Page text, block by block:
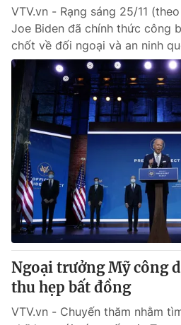
VTV.vn - Rạng sáng 25/11
Joe Biden đã chính thức công
chốt về đối ngoại và an ninh
Ngoại trưởng Mỹ công
thu hẹp bất đồng
VTV.vn - Chuyến thăm nhằm